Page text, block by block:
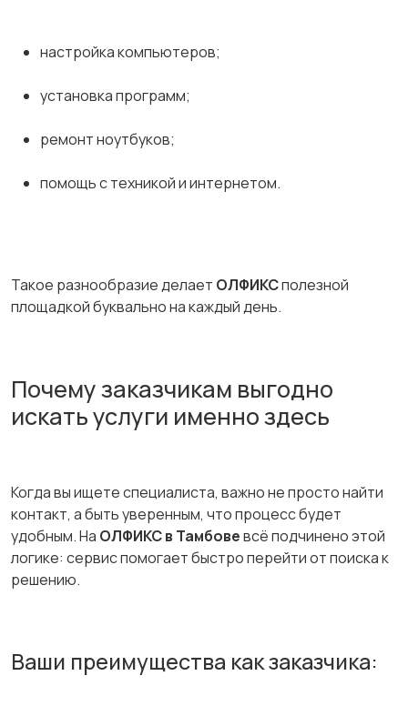
настройка компьютеров;
установка программ;
ремонт ноутбуков;
помощь с техникой и интернетом.
Такое разнообразие делает ОЛФИКСполезной
площадкой буквально на каждый день.
Почему заказчикам выгодно
искать услуги именно здесь
Когда вы ищете специалиста, важно не просто найти
контакт, а быть уверенным, что процесс будет
удобным. На ОЛФИКС в Тамбовевсё подчинено этой
логике: сервис помогает быстро перейти от поиска к
решению.
Ваши преимущества как заказчика: